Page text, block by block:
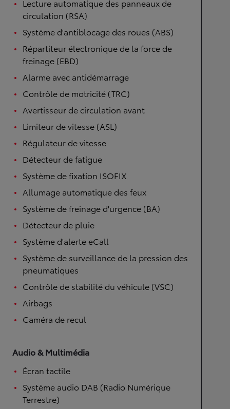
Lecture automatique des panneaux de
circulation (RSA)
Système d'antiblocage des roues (ABS)
Répartiteur électronique de la force de
freinage (EBD)
Alarme avec antidémarrage
Contrôle de motricité (TRC)
Avertisseur de circulation avant
Limiteur de vitesse (ASL)
Régulateur de vitesse
Détecteur de fatigue
Système de fixation ISOFIX
Allumage automatique des feux
Système de freinage d'urgence (BA)
Détecteur de pluie
Système d'alerte eCall
Système de surveillance de la pression des
pneumatiques
Contrôle de stabilité du véhicule (VSC)
Airbags
Caméra de recul
Audio & Multimédia
Écran tactile
Système audio DAB (Radio Numérique
Terrestre)